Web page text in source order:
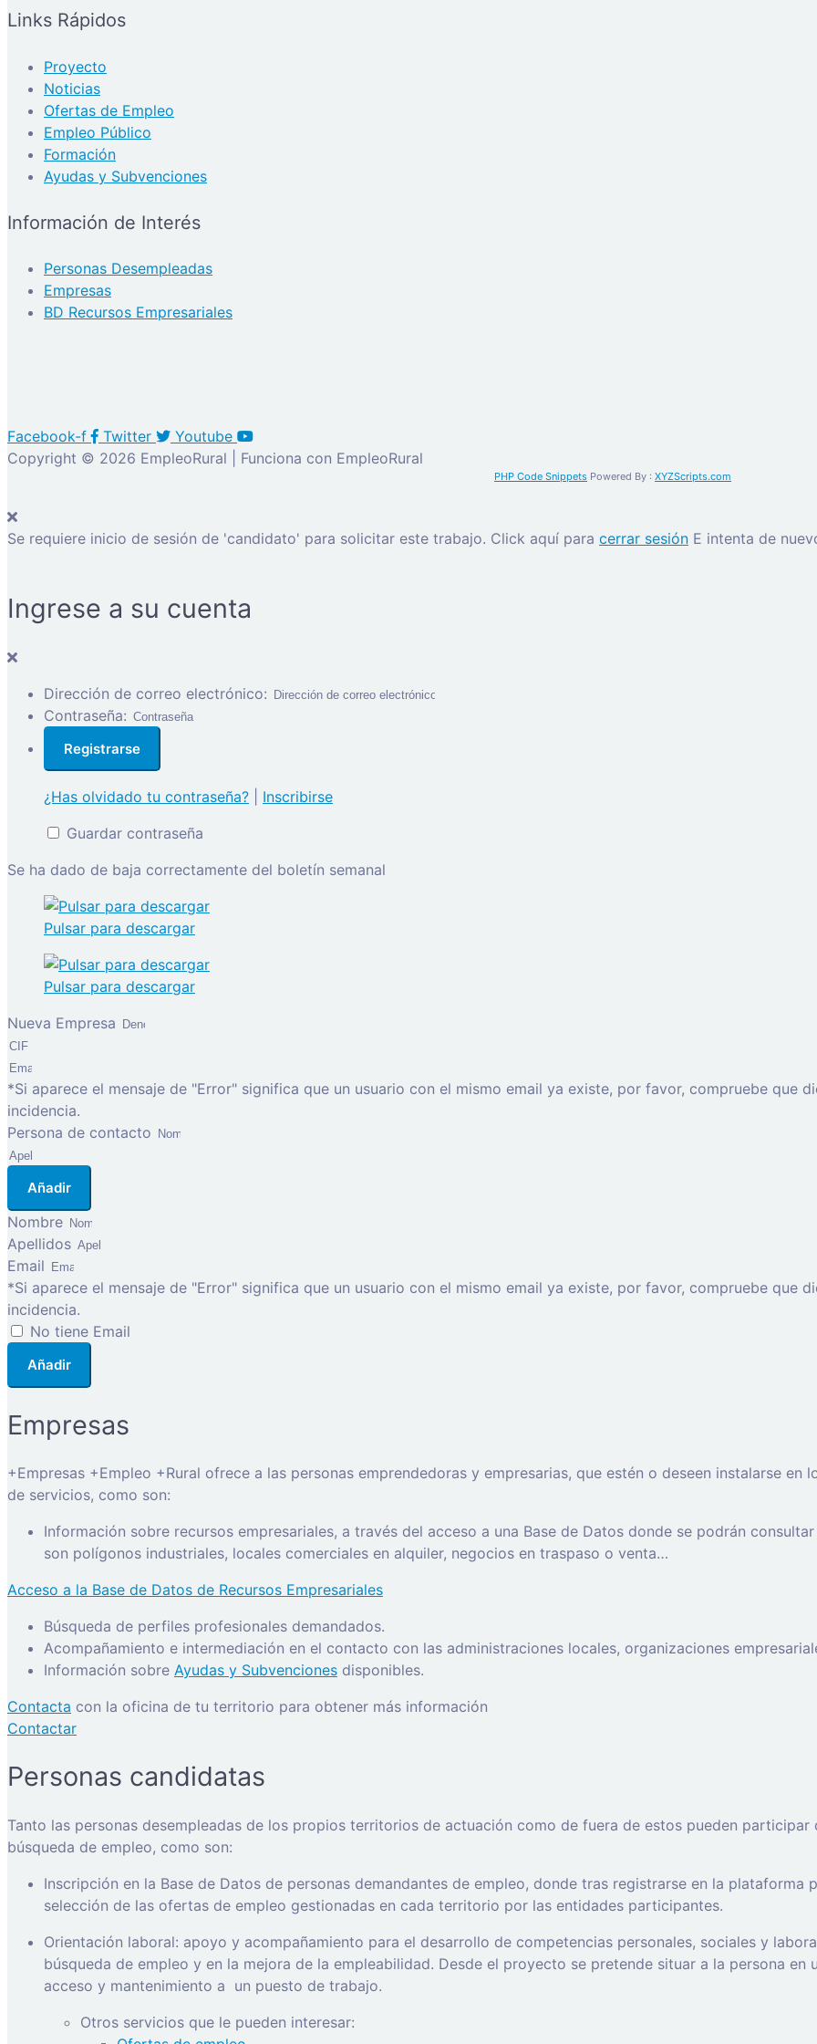
Links Rápidos
Proyecto
Noticias
Ofertas de Empleo
Empleo Público
Formación
Ayudas y Subvenciones
Información de Interés
Personas Desempleadas
Empresas
BD Recursos Empresariales
Facebook-f Twitter
Youtube
Copyright © 2026 EmpleoRural | Funciona con EmpleoRural
PHP Code Snippets Powered By : XYZScripts.com
Se requiere inicio de sesión de 'candidato' para solicitar este trabajo. Click aquí para cerrar sesión E intenta de
Ingrese a su cuenta
Dirección de correo electrónico:
Contraseña:
¿Has olvidado tu contraseña?
Inscribirse
Guardar contraseña
Se ha dado de baja correctamente del boletín semanal
Pulsar para descargar
Pulsar para descargar
Nueva Empresa
*Si aparece el mensaje de "Error" significa que un usuario con el mismo email ya existe, por favor, compruebe que
incidencia.
Persona de contacto
Añadir
Nombre
Apellidos
Email
*Si aparece el mensaje de "Error" significa que un usuario con el mismo email ya existe, por favor, compruebe que
incidencia.
No tiene Email
Añadir
Empresas
+Empresas +Empleo +Rural ofrece a las personas emprendedoras y empresarias, que estén o deseen instalarse
de servicios, como son:
Información sobre recursos empresariales, a través del acceso a una Base de Datos donde se podrán
son polígonos industriales, locales comerciales en alquiler, negocios en traspaso o venta…
Acceso a la Base de Datos de Recursos Empresariales
Búsqueda de perfiles profesionales demandados.
Acompañamiento e intermediación en el contacto con las administraciones locales, organizaciones
Información sobre Ayudas y Subvenciones disponibles.
Contacta con la oficina de tu territorio para obtener más información
Contactar
Personas candidatas
Tanto las personas desempleadas de los propios territorios de actuación como de fuera de estos pueden
búsqueda de empleo, como son:
Inscripción en la Base de Datos de personas demandantes de empleo, donde tras registrarse en la
selección de las ofertas de empleo gestionadas en cada territorio por las entidades participantes.
Orientación laboral: apoyo y acompañamiento para el desarrollo de competencias personales, sociales y
búsqueda de empleo y en la mejora de la empleabilidad. Desde el proyecto se pretende situar a la persona
acceso y mantenimiento a un puesto de trabajo.
Otros servicios que le pueden interesar: